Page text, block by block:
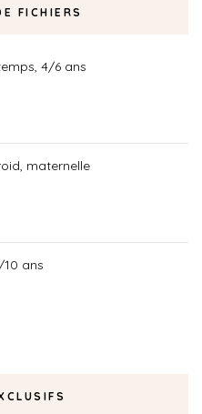
FICHIERS
4/6 ans
maternelle
ans